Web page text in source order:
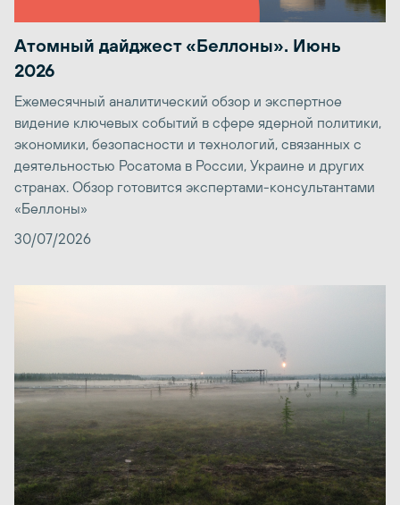
Атомный дайджест «Беллоны». Июнь
2026
Ежемесячный аналитический обзор и экспертное
видение ключевых событий в сфере ядерной политики,
экономики, безопасности и технологий, связанных с
деятельностью Росатома в России, Украине и других
странах. Обзор готовится экспертами-консультантами
«Беллоны»
30/07/2026